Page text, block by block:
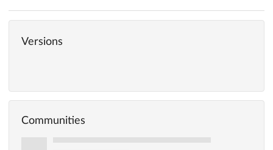
Versions
Communities